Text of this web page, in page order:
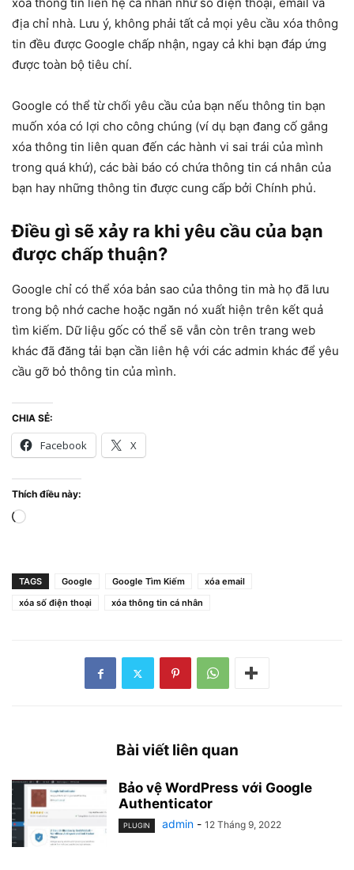
xóa thông tin liên hệ cá nhân như số điện thoại, email và
địa chỉ nhà. Lưu ý, không phải tất cả mọi yêu cầu xóa thông
tin đều được Google chấp nhận, ngay cả khi bạn đáp ứng
được toàn bộ tiêu chí.
Google có thể từ chối yêu cầu của bạn nếu thông tin bạn
muốn xóa có lợi cho công chúng (ví dụ bạn đang cố gắng
xóa thông tin liên quan đến các hành vi sai trái của mình
trong quá khứ), các bài báo có chứa thông tin cá nhân của
bạn hay những thông tin được cung cấp bởi Chính phủ.
Điều gì sẽ xảy ra khi yêu cầu của bạn
được chấp thuận?
Google chỉ có thể xóa bản sao của thông tin mà họ đã lưu
trong bộ nhớ cache hoặc ngăn nó xuất hiện trên kết quả
tìm kiếm. Dữ liệu gốc có thể sẽ vẫn còn trên trang web
khác đã đăng tải bạn cần liên hệ với các admin khác để yêu
cầu gỡ bỏ thông tin của mình.
CHIA SẺ:
Facebook X
Thích điều này:
Đang
TAGS Google Google Tìm Kiếm
xóa email
xóa số điện thoại
xóa thông tin cá nhân
Bài viết liên quan
Bảo vệ WordPress với Google
Authenticator
PLUGIN admin - 12 Tháng 9, 2022